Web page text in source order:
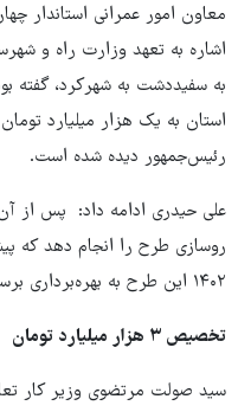
اشاره به تعهد وزارت راه و
به سفیددشت به شهرکرد، گفته
استان به یک هزار میلیارد
رئیس‌جمهور دیده شده است.
علی حیدری ادامه داد: پس از
روسازی طرح را انجام دهد که
۱۴۰۲ این طرح به بهره‌برداری برسد.
تخصیص ۳ هزار میلیارد تومان